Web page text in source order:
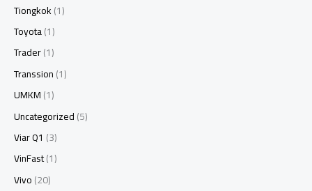
Tiongkok(1)
Toyota(1)
Trader(1)
Transsion(1)
UMKM(1)
Uncategorized(5)
Viar Q1 (3)
VinFast(1)
Vivo(20)